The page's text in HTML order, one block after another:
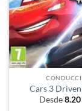
Cars 3
Desde8.20